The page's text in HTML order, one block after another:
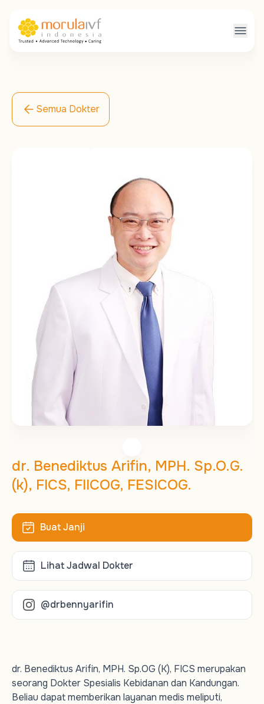
Semua Dokter
dr. Benediktus Arifin, MPH. Sp.O.G.
(k), FICS, FIICOG, FESICOG.
Buat Janji
Lihat Jadwal Dokter
@drbennyarifin
dr. Benediktus Arifin, MPH. Sp.OG (K), FICS merupakan
seorang Dokter Spesialis Kebidanan dan Kandungan.
Beliau dapat memberikan layanan medis meliputi,